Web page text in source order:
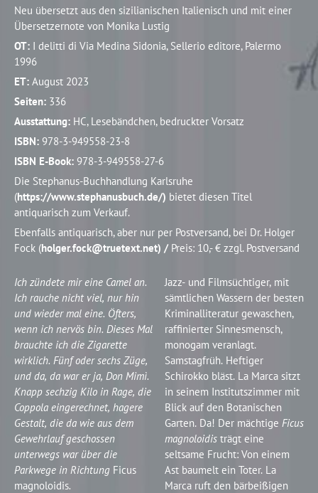
Neu übersetzt aus den sizilianischen Italienisch und mit einer
Übersetzernote von Monika Lustig
OT: I delitti di Via Medina Sidonia, Sellerio editore, Palermo
1996
ET:August 2023
Seiten: 336
Ausstattung: HC, Lesebändchen, bedruckter Vorsatz
ISBN: 978-3-949558-23-8
ISBN E-Book: 978-3-949558-27-6
Die Stephanus-Buchhandlung Karlsruhe
(https://www.stephanusbuch.de/) bietet diesen Titel
antiquarisch zum Verkauf.
Ebenfalls antiquarisch, aber nur per Postversand, bei Dr. Holger
Fock (holger.fock@truetext.net) / Preis: 10,- € zzgl. Postversand
Ich zündete mir eine Camel an.
Ich rauche nicht viel, nur hin
und wieder mal eine. Öfters,
wenn ich nervös bin. Dieses Mal
brauchte ich die Zigarette
wirklich. Fünf oder sechs Züge,
und da, da war er ja, Don Mimì.
Knapp sechzig Kilo in Rage, die
Coppola eingerechnet, hagere
Gestalt, die da wie aus dem
Gewehrlauf geschossen
unterwegs war über die
Parkwege in Richtung Ficus
magnoloidis.
Jazz- und Filmsüchtiger, mit
sämtlichen Wassern der besten
Kriminalliteratur gewaschen,
raffinierter Sinnesmensch,
monogam veranlagt.
Samstagfrüh. Heftiger
Schirokko bläst. La Marca sitzt
in seinem Institutszimmer mit
Blick auf den Botanischen
Garten. Da! Der mächtige Ficus
magnoloidisträgt eine
seltsame Frucht: Von einem
Ast baumelt ein Toter. La
Marca ruft den bärbeißigen